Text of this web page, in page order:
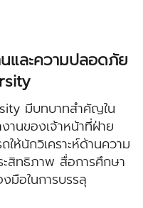
และความปลอดภัย
มีบทบาทสำคัญใน
านของเจ้าหน้าที่ฝ่าย
ห้นักวิเคราะห์ด้านความ
สิทธิภาพ สื่อการศึกษา
มือในการบรรลุ